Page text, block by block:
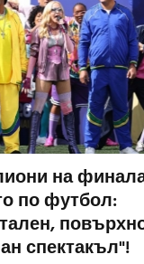
на
по футбол:
спектакъл"!